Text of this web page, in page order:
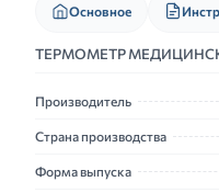
Основное
ТЕРМОМЕТР
Производитель
Страна производства
Форма выпуска